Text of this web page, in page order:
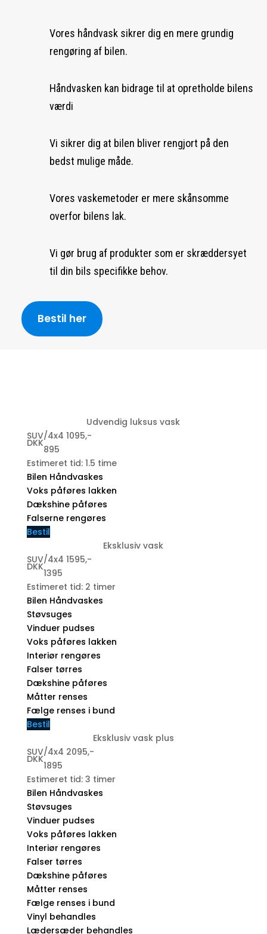
Vores håndvask sikrer dig en mere grundig
rengøring af bilen.
Håndvasken kan bidrage til at opretholde bilens
værdi
Vi sikrer dig at bilen bliver rengjort på den
bedst mulige måde.
Vores vaskemetoder er mere skånsomme
overfor bilens lak.
Vi gør brug af produkter som er skræddersyet
til din bils specifikke behov.
Bestil her
Udvendig luksus vask
SUV/4x4 1095,-
DKK
895
Estimeret tid: 1.5 time
Bilen Håndvaskes
Voks påføres lakken
Dækshine påføres
Falserne rengøres
Bestil
Eksklusiv vask
SUV/4x4 1595,-
DKK
1395
Estimeret tid: 2 timer
Bilen Håndvaskes
Støvsuges
Vinduer pudses
Voks påføres lakken
Interiør rengøres
Falser tørres
Dækshine påføres
Måtter renses
Fælge renses i bund
Bestil
Eksklusiv vask plus
SUV/4x4 2095,-
DKK
1895
Estimeret tid: 3 timer
Bilen Håndvaskes
Støvsuges
Vinduer pudses
Voks påføres lakken
Interiør rengøres
Falser tørres
Dækshine påføres
Måtter renses
Fælge renses i bund
Vinyl behandles
Lædersæder behandles